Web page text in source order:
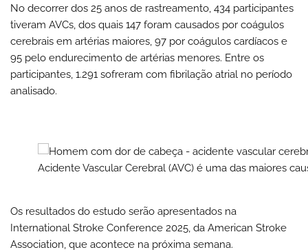
No decorrer dos 25 anos de rastreamento, 434 participantes
tiveram AVCs, dos quais 147 foram causados por coágulos
cerebrais em artérias maiores, 97 por coágulos cardíacos e
95 pelo endurecimento de artérias menores. Entre os
participantes, 1.291 sofreram com fibrilação atrial no período
analisado.
Acidente Vascular Cerebral (AVC) é uma das maiores
Os resultados do estudo serão apresentados na
International Stroke Conference 2025, da American Stroke
Association, que acontece na próxima semana.